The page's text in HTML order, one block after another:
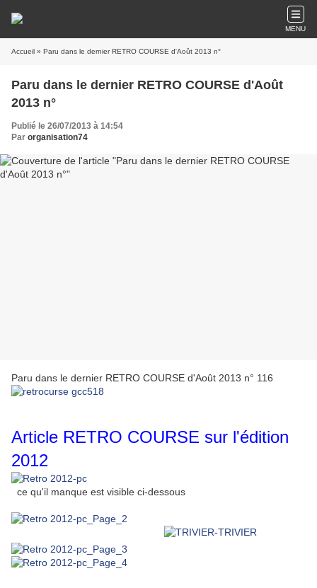
MENU
Accueil » Paru dans le dernier RETRO COURSE d'Août 2013 n°
Paru dans le dernier RETRO COURSE d'Août
2013 n°
Publié le 26/07/2013 à 14:54
Par organisation74
Paru dans le dernier RETRO COURSE d'Août 2013 n° 116
Article RETRO COURSE sur l'édition
2012
ce qu'il manque est visible ci-dessous